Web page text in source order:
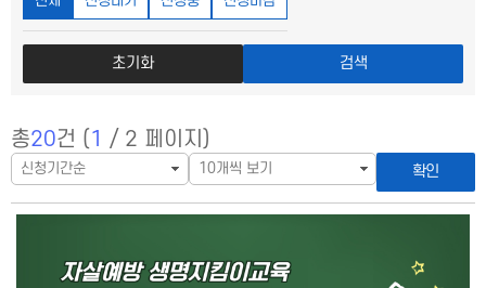
초기화 검색
총20건 ( 1 / 2 페이지)
확인